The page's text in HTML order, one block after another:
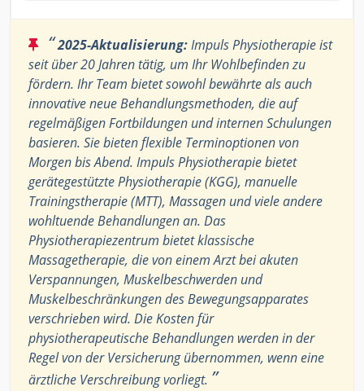
“2025-Aktualisierung:Impuls Physiotherapie ist
seit über 20 Jahren tätig, um Ihr Wohlbefinden zu
fördern. Ihr Team bietet sowohl bewährte als auch
innovative neue Behandlungsmethoden, die auf
regelmäßigen Fortbildungen und internen Schulungen
basieren. Sie bieten flexible Terminoptionen von
Morgen bis Abend. Impuls Physiotherapie bietet
gerätegestützte Physiotherapie (KGG), manuelle
Trainingstherapie (MTT), Massagen und viele andere
wohltuende Behandlungen an. Das
Physiotherapiezentrum bietet klassische
Massagetherapie, die von einem Arzt bei akuten
Verspannungen, Muskelbeschwerden und
Muskelbeschränkungen des Bewegungsapparates
verschrieben wird. Die Kosten für
physiotherapeutische Behandlungen werden in der
Regel von der Versicherung übernommen, wenn eine
ärztliche Verschreibung vorliegt. ”